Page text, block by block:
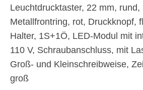
Leuchtdrucktaster, 22 mm,
Metallfrontring, rot, Druckknopf,
Halter, 1S+1Ö, LED-Modul mit
110 V, Schraubanschluss, mit
Groß- und Kleinschreibweise,
groß